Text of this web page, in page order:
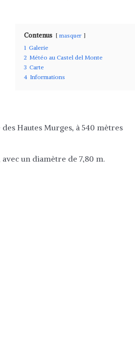
Contenus masquer
1 Galerie
2 Météo au Castel del Monte
3 Carte
4 Informations
Hautes Murges, à 540 mètres
un diamètre de 7,80 m.